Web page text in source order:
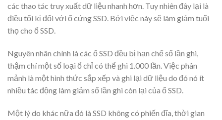
các thao tác truy xuất dữ liệu nhanh hơn. Tuy nhiên đây lại là
điều tối kị đối với ổ cứng SSD. Bởi việc này sẽ làm giảm tuổi
thọ cho ổ SSD.
Nguyên nhân chính là các ổ SSD đều bị hạn chế số lần ghi,
thậm chí một số loại ổ chỉ có thể ghi 1.000 lần. Việc phân
mảnh là một hình thức sắp xếp và ghi lại dữ liệu do đó nó ít
nhiều tác động làm giảm số lần ghi còn lại của ổ SSD.
Một lý do khác nữa đó là SSD không có phiến đĩa, thời gian